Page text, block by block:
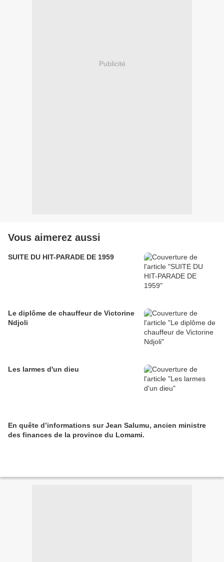
Publicité
Vous aimerez aussi
SUITE DU HIT-PARADE DE 1959
Le diplôme de chauffeur de Victorine
Ndjoli
Les larmes d'un dieu
En quête d’informations sur Jean Salumu, ancien ministre
des finances de la province du Lomami.